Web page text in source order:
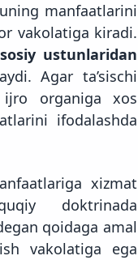
manfaatlarini
vakolatiga kiradi.
ustunlaridan
Agar ta’sischi
ijro organiga xos
ifodalashda
xizmat
doktrinada
qoidaga amal
vakolatiga ega